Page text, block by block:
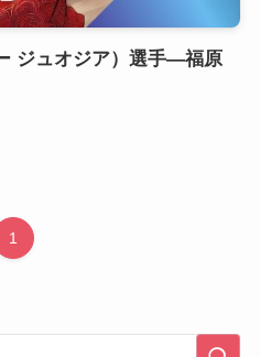
ジュオジア）選手―福原
1